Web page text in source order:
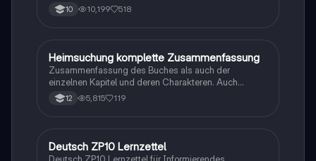
10 10,199 518
Deutsch
Heimsuchung komplette Zusammenfassung
Zusammenfassung des Buches als auch der
einzelnen Kapitel und deren Charakteren. Auch
tabellarisch. Im Unterricht ohne KI erstellt
12 5,815 119
Deutsch
Deutsch ZP10 Lernzettel